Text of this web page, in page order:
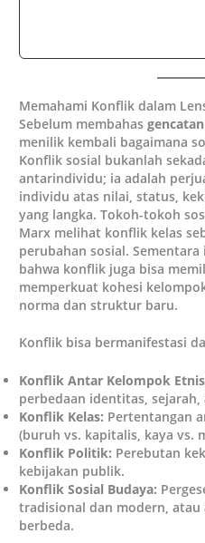
Memahami Konflik dalam
Sebelum membahas
menilik kembali bagaimana
Konflik sosial bukanlah
antarindividu; ia adalah
individu atas nilai, status,
yang langka. Tokoh-tokoh
Marx melihat konflik kelas
perubahan sosial.
bahwa konflik juga bisa
memperkuat kohesi
norma dan struktur baru.
Konflik bisa bermanifestasi
Konflik Antar Kelompok
perbedaan identitas,
Konflik Kelas: Pertentangan
(buruh vs. kapitalis, kaya vs.
Konflik Politik: Perebutan
kebijakan publik.
Konflik Sosial Budaya:
tradisional dan modern, atau
berbeda.